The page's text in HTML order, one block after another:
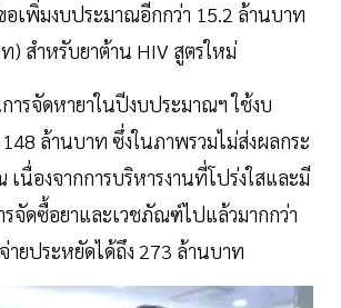
เพิ่มงบประมาณอีกกว่า 15.2 ล้านบาท
) สำหรับยาต้าน HIV สูตรใหม่
ารจัดหายาในปีงบประมาณฯ ใช้งบ
ล้านบาท ซึ่งในภาพรวมไม่ส่งผลกระ
นื่องจากการบริหารงานที่โปร่งใสและมี
รจัดซื้อยาและเวชภัณฑ์ไปแล้วมากกว่า
ายประหยัดได้ถึง 273 ล้านบาท